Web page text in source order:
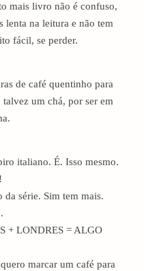
mais livro não é confuso,
lenta na leitura e não tem
fácil, se perder.
de café quentinho para
um chá, por ser em
italiano. É. Isso mesmo.
série. Sim tem mais.
+ LONDRES = ALGO
marcar um café para